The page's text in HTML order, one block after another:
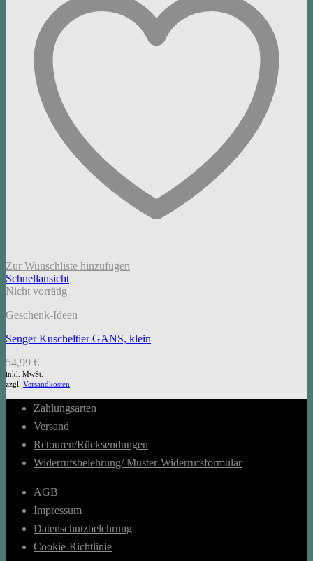
Zur Wunschliste hinzufügen
Schnellansicht
Nicht vorrätig
Geschenk-Ideen
Senger Kuscheltier GANS, klein
54,99 €
inkl. MwSt.
zzgl. Versandkosten
Zahlungsarten
Versand
Retouren/Rücksendungen
Widerrufsbelehrung/ Muster-Widerrufsformular
AGB
Impressum
Datenschutzbelehrung
Cookie-Richtlinie